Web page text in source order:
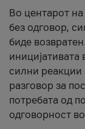
Во центарот
без одговор,
биде
силни реакции
разговор за
потребата од
одговорност